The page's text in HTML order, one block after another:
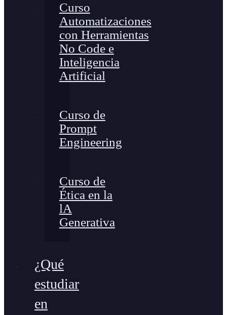
Curso
Automatizaciones
con Herramientas
No Code e
Inteligencia
Artificial
Curso de
Prompt
Engineering
Curso de
Ética en la
lA
Generativa
¿Qué
estudiar
en